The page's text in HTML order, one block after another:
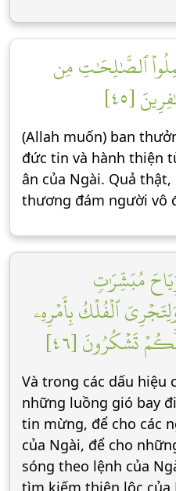
ٱلصَّٰلِحَٰتِ مِن
[٤٥]
(Allah muốn) ban
đức tin và hành thiện
ân của Ngài. Quả
thương đám người vô
مُبَشِّرَٰتٖ
ٱلۡفُلۡكُ بِأَمۡرِهِۦ
تَشۡكُرُونَ [٤٦]
Và trong các dấu hiệu
những luồng gió bay
tin mừng, để cho các
của Ngài, để cho
sóng theo lệnh của
tìm kiếm thiên lộc của